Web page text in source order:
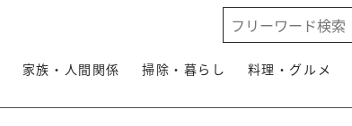
家族・人間関係 掃除・暮らし 料理・グルメ